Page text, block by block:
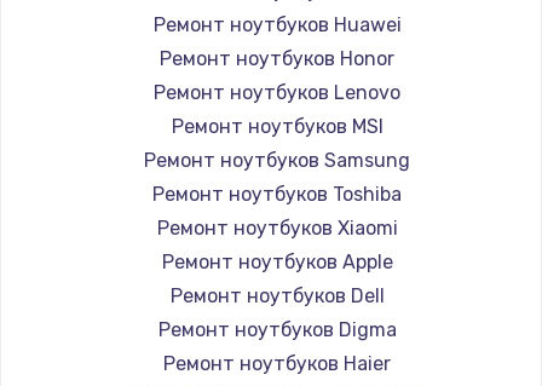
Ремонт ноутбуков Huawei
Ремонт ноутбуков Honor
Ремонт ноутбуков Lenovo
Ремонт ноутбуков MSI
Ремонт ноутбуков Samsung
Ремонт ноутбуков Toshiba
Ремонт ноутбуков Xiaomi
Ремонт ноутбуков Apple
Ремонт ноутбуков Dell
Ремонт ноутбуков Digma
Ремонт ноутбуков Haier